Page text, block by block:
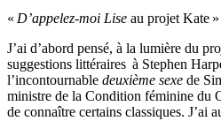
« D’appelez-moi Lise au projet Kate »
J’ai d’abord pensé, à la lumière du
suggestions littéraires à Stephen
l’incontournable deuxième sexe de
ministre de la Condition féminine du
de connaître certains classiques. J’ai